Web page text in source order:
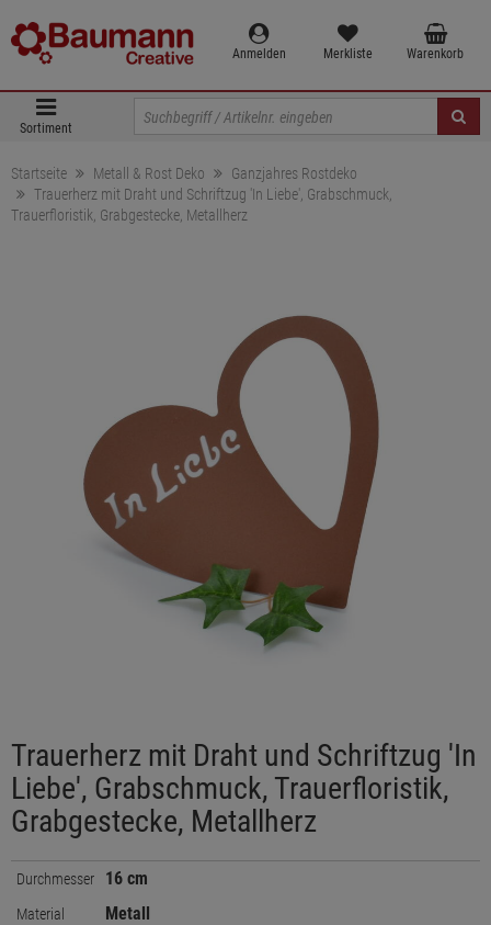
Anmelden Merkliste Warenkorb
Sortiment
Startseite Metall & Rost Deko
Ganzjahres Rostdeko
Trauerherz mit Draht und Schriftzug 'In Liebe', Grabschmuck,
Trauerfloristik, Grabgestecke, Metallherz
Trauerherz mit Draht und Schriftzug 'In
Liebe', Grabschmuck, Trauerfloristik,
Grabgestecke, Metallherz
Durchmesser 16 cm
Material Metall